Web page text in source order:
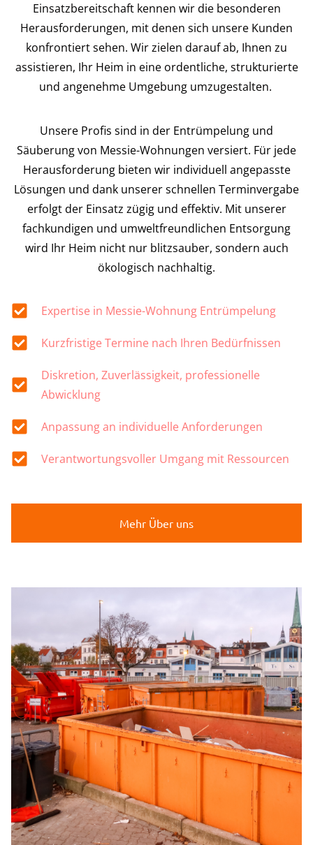
Einsatzbereitschaft kennen wir die besonderen
Herausforderungen, mit denen sich unsere Kunden
konfrontiert sehen. Wir zielen darauf ab, Ihnen zu
assistieren, Ihr Heim in eine ordentliche, strukturierte
und angenehme Umgebung umzugestalten.
Unsere Profis sind in der Entrümpelung und
Säuberung von Messie-Wohnungen versiert. Für jede
Herausforderung bieten wir individuell angepasste
Lösungen und dank unserer schnellen Terminvergabe
erfolgt der Einsatz zügig und effektiv. Mit unserer
fachkundigen und umweltfreundlichen Entsorgung
wird Ihr Heim nicht nur blitzsauber, sondern auch
ökologisch nachhaltig.
Expertise in Messie-Wohnung Entrümpelung
Kurzfristige Termine nach Ihren Bedürfnissen
Diskretion, Zuverlässigkeit, professionelle
Abwicklung
Anpassung an individuelle Anforderungen
Verantwortungsvoller Umgang mit Ressourcen
Mehr Über uns